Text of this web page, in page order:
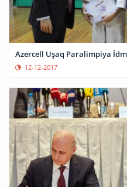
Azercell Uşaq Paralimpiya
12-12-2017